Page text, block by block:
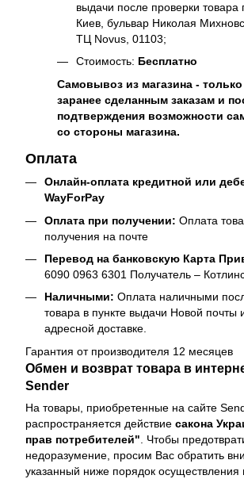
выдачи после проверки товара
Киев, бульвар Николая
ТЦ Novus, 01103;
Стоимость: Бесплатно
Самовывоз из магазина - только
заранее сделанным заказам и
подтверждения возможности
со стороны магазина.
Оплата
Онлайн-оплата кредитной или
WayForPay
Оплата при получении: Оплата
получения на почте
Перевод на банковскую Карта
6090 0963 6301 Получатель –
Наличными: Оплата наличными
товара в пункте выдачи Новой почты
адресной доставке.
Гарантия от производителя 12 месяцев
Обмен и возврат товара в
Sender
На товары, приобретенные на сайте
распространяется действие cакона
прав потребителей" . Чтобы
недоразумение, просим Вас обратить
указанный ниже порядок